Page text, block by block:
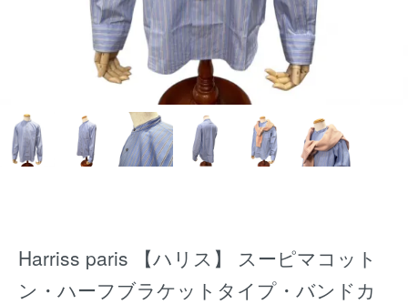
Harriss paris 【ハリス】 スーピマコット
ン・ハーフブラケットタイプ・バンドカ